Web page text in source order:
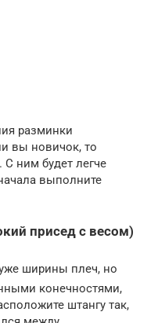
разминки
вы новичок, то
С ним будет легче
выполните
присед с весом)
ширины плеч, но
конечностями,
штангу так,